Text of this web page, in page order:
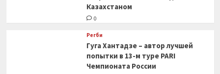
Казахстаном
0
Регби
Гуга Хантадзе – автор лучшей
попытки в 13-м туре PARI
Чемпионата России